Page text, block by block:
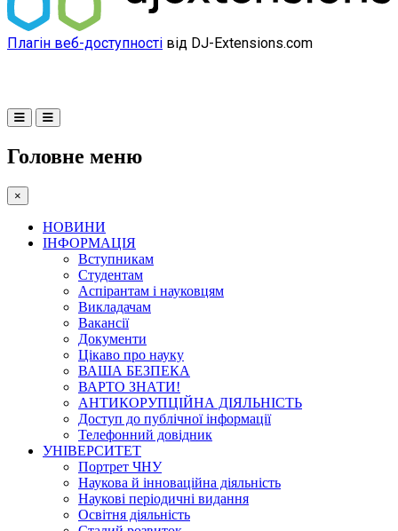
Плагін веб-доступності від DJ-Extensions.com
Головне меню
×
НОВИНИ
ІНФОРМАЦІЯ
Вступникам
Студентам
Аспірантам і науковцям
Викладачам
Вакансії
Документи
Цікаво про науку
ВАША БЕЗПЕКА
ВАРТО ЗНАТИ!
АНТИКОРУПЦІЙНА ДІЯЛЬНІСТЬ
Доступ до публічної інформації
Телефонний довідник
УНІВЕРСИТЕТ
Портрет ЧНУ
Наукова й інноваційна діяльність
Наукові періодичні видання
Освітня діяльність